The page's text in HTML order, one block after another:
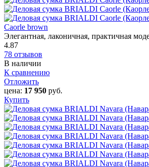
Caorle‎ brown
Элегантная, лаконичная, практичная
4.87
78 отзывов
В наличии
К сравнению
Отложить
цена: 17 950 руб.
Купить